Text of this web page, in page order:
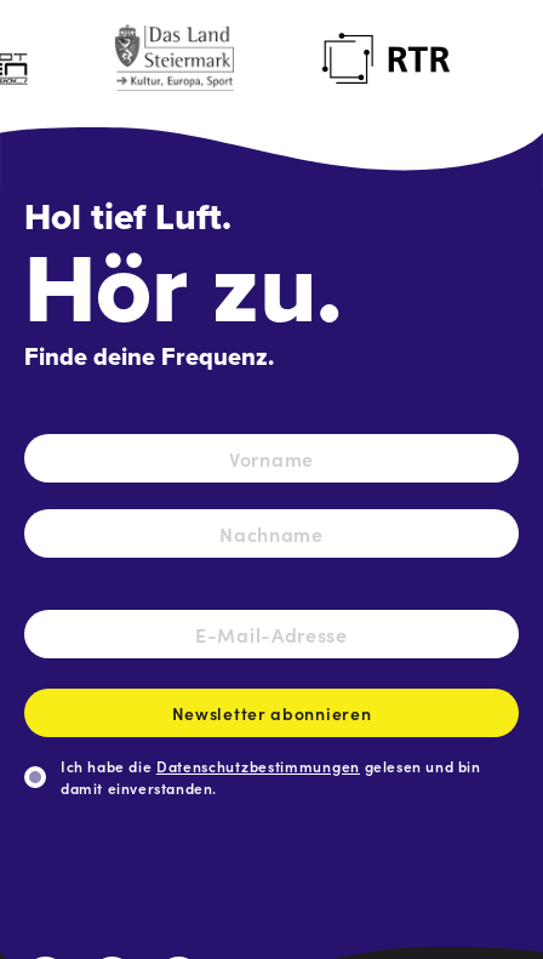
Hol tief Luft.
Hör zu.
Finde deine Frequenz.
Name *
E-
Mail-
Newsletter abonnieren
Ich habe die Datenschutzbestimmungen gelesen und bin
damit einverstanden.